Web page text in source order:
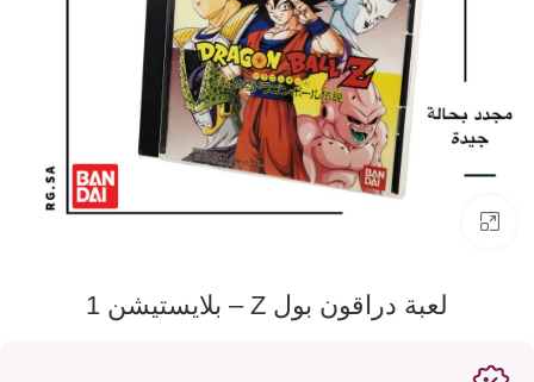
لعبة دراقون بول Z – بلايستيشن 1